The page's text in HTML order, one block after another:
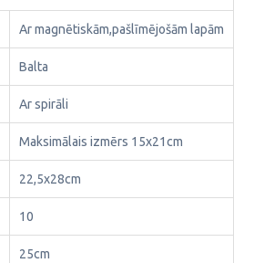
Ar magnētiskām,pašlīmējošām lapām
Balta
Ar spirāli
Maksimālais izmērs 15x21cm
22,5x28cm
10
25cm